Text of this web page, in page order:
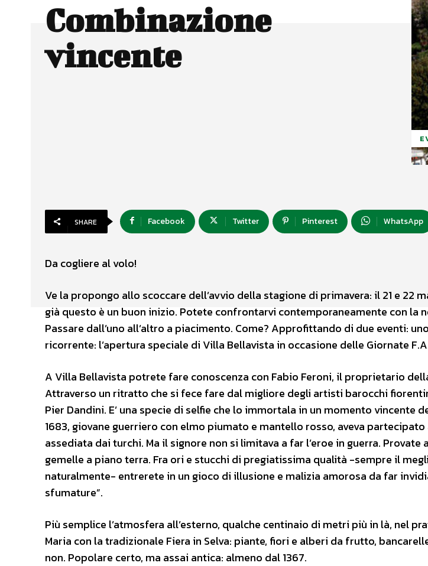
Combinazione
vincente
SHARE Facebook Twitter Pinterest WhatsApp
Da cogliere al volo!
Ve la propongo allo scoccare dell’avvio della stagione di primavera: il 21 e 22
già questo è un buon inizio. Potete confrontarvi contemporaneamente con la
Passare dall’uno all’altro a piacimento. Come? Approfittando di due eventi:
ricorrente: l’apertura speciale di Villa Bellavista in occasione delle Giornate
A Villa Bellavista potrete fare conoscenza con Fabio Feroni, il proprietario
Attraverso un ritratto che si fece fare dal migliore degli artisti barocchi
Pier Dandini. E’ una specie di selfie che lo immortala in un momento vincente
1683, giovane guerriero con elmo piumato e mantello rosso, aveva
assediata dai turchi. Ma il signore non si limitava a far l’eroe in guerra. Provate
gemelle a piano terra. Fra ori e stucchi di pregiatissima qualità -sempre il
naturalmente- entrerete in un gioco di illusione e malizia amorosa da far
sfumature”.
Più semplice l’atmosfera all’esterno, qualche centinaio di metri più in là, nel
Maria con la tradizionale Fiera in Selva: piante, fiori e alberi da frutto,
non. Popolare certo, ma assai antica: almeno dal 1367.